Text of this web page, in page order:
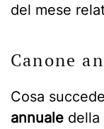
del mese
Canone
Cosa succede
annuale della